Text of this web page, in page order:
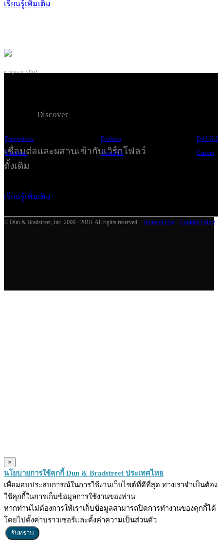
เรียนรู้เพิ่มเติม
การบูรณาการ DaaS
บริการ
เชื่อมต่อและผสานเข้ากับเวิร์กโฟลว์
ดั้งเดิม
เรียนรู้เพิ่มเติม
Discover
Perspectives Products D-U-N-
Solutions About Us Careers
© Dun & Bradstreet, Inc. 2000 - 2018. All rights reserved. Terms of Use Cookies Policy
×
นโยบายการใช้คุกกี้ Dun & Bradstreet ประเทศไทย
เพื่อมอบประสบการณ์ในการใช้งานเว็บไซต์ที่ดีที่สุด ทางเราจำเป็นต้อง
ใช้คุกกี้ในการเก็บข้อมูลการใช้งานของท่าน
หากท่านไม่ต้องการให้เราเก็บข้อมูลสามารถปิดการทำงานของคุกกี้ได้
โดยไปตั้งค่าบราวเซอร์และตั้งค่าความเป็นส่วนตัว
รับทราบ